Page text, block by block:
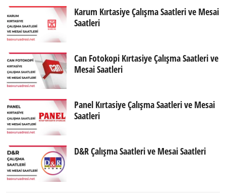
Karum Kırtasiye Çalışma Saatleri ve Mesai
Saatleri
Can Fotokopi Kırtasiye Çalışma Saatleri ve
Mesai Saatleri
Panel Kırtasiye Çalışma Saatleri ve Mesai
Saatleri
D&R Çalışma Saatleri ve Mesai Saatleri